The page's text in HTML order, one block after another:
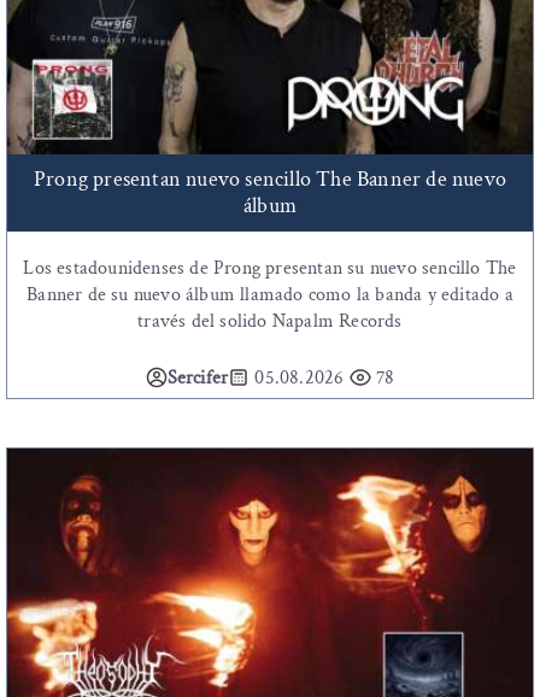
Prong presentan nuevo sencillo The Banner de nuevo
álbum
Los estadounidenses de Prong presentan su nuevo sencillo The
Banner de su nuevo álbum llamado como la banda y editado a
través del solido Napalm Records
Sercifer 05.08.2026 78